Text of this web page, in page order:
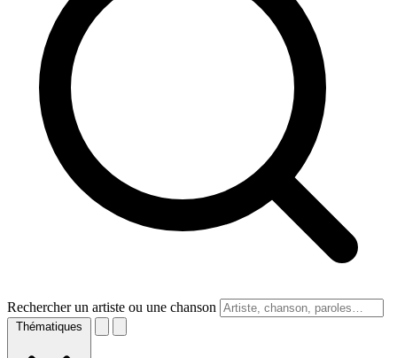
Rechercher un artiste ou une chanson
Thématiques